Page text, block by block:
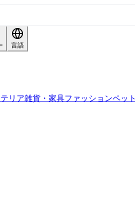
言語
リア雑貨・家具ファッションペット